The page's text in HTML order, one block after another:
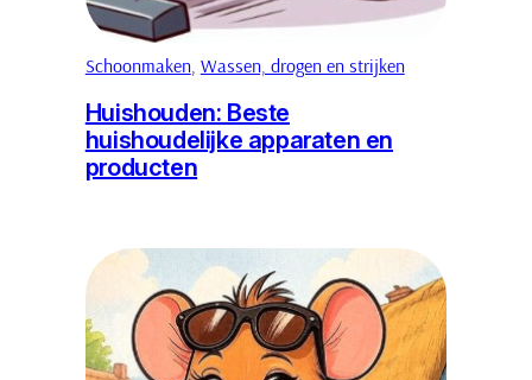
Schoonmaken, Wassen, drogen en strijken
Huishouden: Beste
huishoudelijke apparaten en
producten